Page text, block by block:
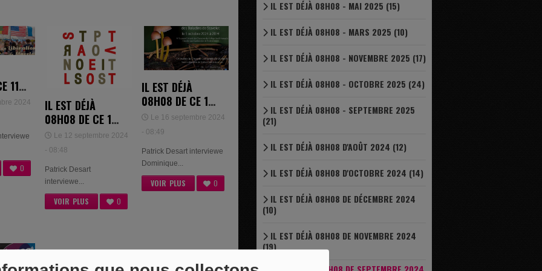
11
2024
0
IL EST DÉJÀ
08H08 DE CE 12
SEPTEMBRE
2024 -
DEHEZ
Le 12 septembre 2024
- 08:48
Patrick Desart
interviewe...
VOIR PLUS 0
IL EST DÉJÀ
08H08 DE CE 16
SEPTEMBRE
2024 -
LECLERCQ
Le 16 septembre 2024
- 08:49
Patrick Desart interviewe
Dominique...
VOIR PLUS 0
IL EST DÉJÀ 08H08 - MAI 2025 (15)
IL EST DÉJÀ 08H08 - MARS 2025 (10)
IL EST DÉJÀ 08H08 - NOVEMBRE 2025 (17)
IL EST DÉJÀ 08H08 - OCTOBRE 2025 (24)
IL EST DÉJÀ 08H08 - SEPTEMBRE 2025
(21)
IL EST DÉJÀ 08H08 D'AOÛT 2024 (12)
IL EST DÉJÀ 08H08 D'OCTOBRE 2024 (14)
IL EST DÉJÀ 08H08 DE DÉCEMBRE 2024
(10)
IL EST DÉJÀ 08H08 DE NOVEMBRE 2024
(19)